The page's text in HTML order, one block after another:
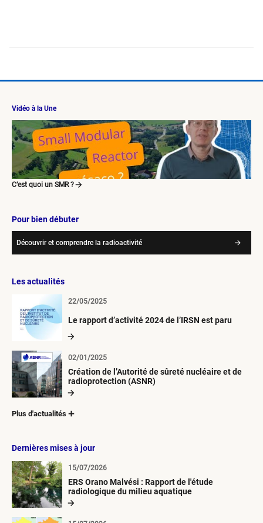
Vidéo à la Une
C’est quoi un SMR ?
Pour bien débuter
Découvrir et comprendre la radioactivité
Les actualités
Le rapport d’activité 2024 de l’IRSN est paru
22/05/2025
Création de l’Autorité de sûreté nucléaire et de
radioprotection (ASNR)
02/01/2025
Plus d'actualités
Dernières mises à jour
ERS Orano Malvési : Rapport de l'étude
radiologique du milieu aquatique
15/07/2026